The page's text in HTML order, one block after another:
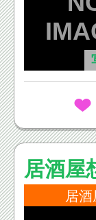
居酒屋
居酒